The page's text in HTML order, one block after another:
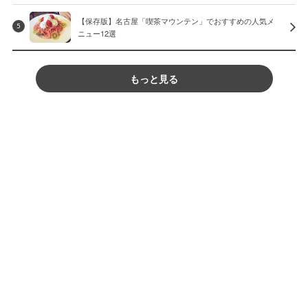
5
【保存版】名古屋「喫茶マウンテン」でおすすめの人気メ
ニュー12選
もっと見る